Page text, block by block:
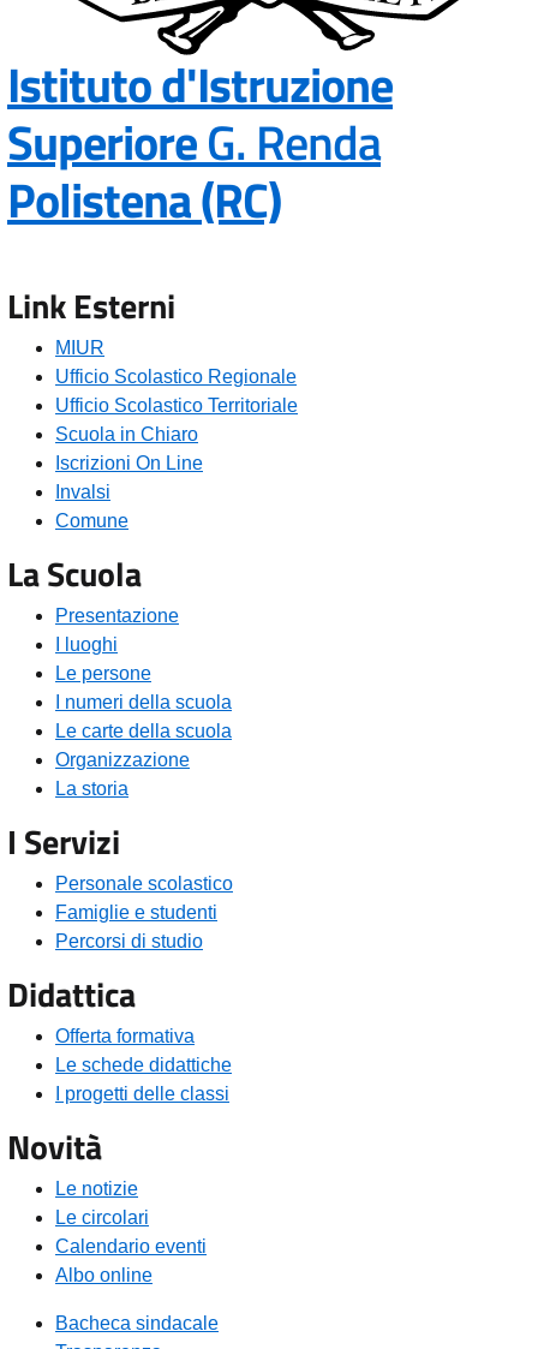
Istituto d'Istruzione
SuperioreG. Renda
Polistena (RC)— Visita la
Link Esterni
MIUR
Ufficio Scolastico Regionale
Ufficio Scolastico Territoriale
Scuola in Chiaro
Iscrizioni On Line
Invalsi
Comune
La Scuola
Presentazione
I luoghi
Le persone
I numeri della scuola
Le carte della scuola
Organizzazione
La storia
I Servizi
Personale scolastico
Famiglie e studenti
Percorsi di studio
Didattica
Offerta formativa
Le schede didattiche
I progetti delle classi
Novità
Le notizie
Le circolari
Calendario eventi
Albo online
Bacheca sindacale